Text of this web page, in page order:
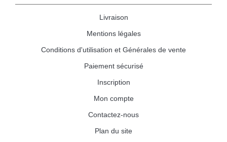
Livraison
Mentions légales
Conditions d'utilisation et Générales de vente
Paiement sécurisé
Inscription
Mon compte
Contactez-nous
Plan du site